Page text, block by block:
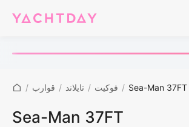
/ قوارب / تايلاند / فوكيت / Sea-Man 37FT
Sea-Man 37FT